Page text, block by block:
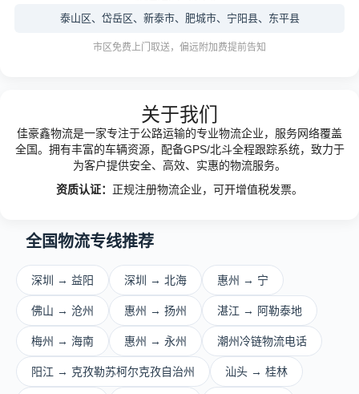
泰山区、岱岳区、新泰市、肥城市、宁阳县、东平县
市区免费上门取送，偏远附加费提前告知
关于我们
佳豪鑫物流是一家专注于公路运输的专业物流企业，服务网络覆盖
全国。拥有丰富的车辆资源，配备GPS/北斗全程跟踪系统，致力于
为客户提供安全、高效、实惠的物流服务。
资质认证： 正规注册物流企业，可开增值税发票。
全国物流专线推荐
深圳 → 益阳 深圳 → 北海 惠州 → 宁
佛山 → 沧州 惠州 → 扬州 湛江 → 阿勒泰地
梅州 → 海南 惠州 → 永州 潮州冷链物流电话
阳江 → 克孜勒苏柯尔克孜自治州 汕头 → 桂林